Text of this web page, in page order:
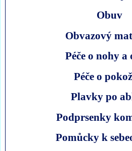
Obuv
Obvazový
Péče o nohy a
Péče o
Plavky po
Podprsenky
Pomůcky k